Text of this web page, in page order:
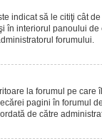
indicat să le citiţi cât
în interiorul panoului
forumului.
la forumul pe care
pagini în forumul
de către